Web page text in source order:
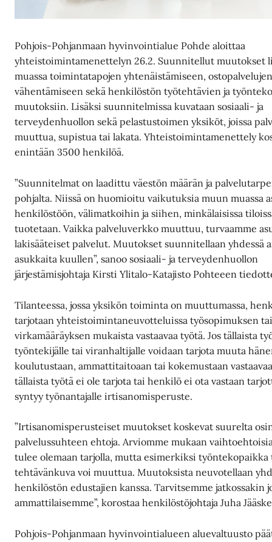
Pohjois-Pohjanmaan hyvinvointialue Pohde aloittaa
yhteistoimintamenettelyn 26.2. Suunnitellut muutokset
muassa toimintatapojen yhtenäistämiseen,
vähentämiseen sekä henkilöstön työtehtävien ja
muutoksiin. Lisäksi suunnitelmissa kuvataan sosiaali- ja
terveydenhuollon sekä pelastustoimen yksiköt, joissa
muuttua, supistua tai lakata. Yhteistoimintamenettely
enintään 3500 henkilöä.
”Suunnitelmat on laadittu väestön määrän ja
pohjalta. Niissä on huomioitu vaikutuksia muun muassa
henkilöstöön, välimatkoihin ja siihen, minkälaisissa
tuotetaan. Vaikka palveluverkko muuttuu, turvaamme
lakisääteiset palvelut. Muutokset suunnitellaan yhdessä
asukkaita kuullen”, sanoo sosiaali- ja terveydenhuollon
järjestämisjohtaja Kirsti Ylitalo-Katajisto Pohteeen
Tilanteessa, jossa yksikön toiminta on muuttumassa,
tarjotaan yhteistoimintaneuvotteluissa työsopimuksen
virkamääräyksen mukaista vastaavaa työtä. Jos tällaista
työntekijälle tai viranhaltijalle voidaan tarjota muuta
koulutustaan, ammattitaitoaan tai kokemustaan
tällaista työtä ei ole tarjota tai henkilö ei ota vastaan
syntyy työnantajalle irtisanomisperuste.
”Irtisanomisperusteiset muutokset koskevat suurelta
palvelussuhteen ehtoja. Arviomme mukaan
tulee olemaan tarjolla, mutta esimerkiksi työntekopaikka
tehtävänkuva voi muuttua. Muutoksista neuvotellaan
henkilöstön edustajien kanssa. Tarvitsemme jatkossakin
ammattilaisemme”, korostaa henkilöstöjohtaja Juha
Pohjois-Pohjanmaan hyvinvointialueen aluevaltuusto